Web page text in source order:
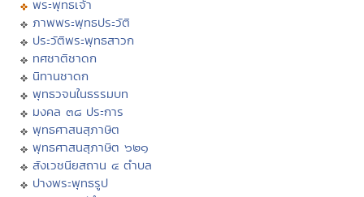
พระพุทธเจ้า
ภาพพระพุทธประวัติ
ประวัติพระพุทธสาวก
ทศชาติชาดก
นิทานชาดก
พุทธวจนในธรรมบท
มงคล ๓๘ ประการ
พุทธศาสนสุภาษิต
พุทธศาสนสุภาษิต ๖๒๑
สังเวชนียสถาน ๔ ตำบล
ปางพระพุทธรูป